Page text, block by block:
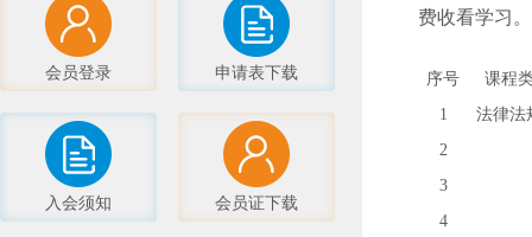
会员登录 申请表下载
入会须知 会员证下载
费收看学习。
序号
课程
1
法律法
2
3
4